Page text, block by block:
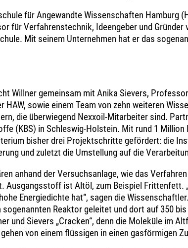
für Angewandte Wissenschaften Hamburg
für Verfahrenstechnik, Ideengeber und Gründer
Mit seinem Unternehmen hat er das
Willner gemeinsam mit Anika Sievers,
HAW, sowie einem Team von zehn weiteren
die überwiegend Nexxoil-Mitarbeiter sind.
(KBS) in Schleswig-Holstein. Mit rund 1 Million
bisher drei Projektschritte gefördert: die
und zuletzt die Umstellung auf die
anhand der Versuchsanlage, wie das
ist Altöl, zum Beispiel Frittenfett.
Energiedichte hat“, sagen die
Reaktor geleitet und dort auf 350 bis
und Sievers „Cracken“, denn die Moleküle im
von einem flüssigen in einen gasförmigen